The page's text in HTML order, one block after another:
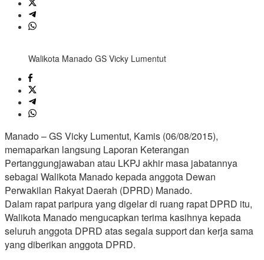
Walikota Manado GS Vicky Lumentut
Manado – GS Vicky Lumentut, Kamis (06/08/2015),
memaparkan langsung Laporan Keterangan
Pertanggungjawaban atau LKPJ akhir masa jabatannya
sebagai Walikota Manado kepada anggota Dewan
Perwakilan Rakyat Daerah (DPRD) Manado.
Dalam rapat paripura yang digelar di ruang rapat DPRD itu,
Walikota Manado mengucapkan terima kasihnya kepada
seluruh anggota DPRD atas segala support dan kerja sama
yang diberikan anggota DPRD.